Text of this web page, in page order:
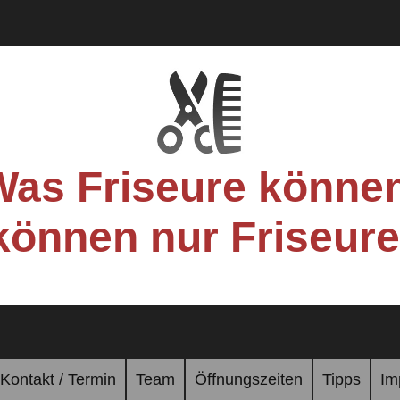
Friseure
nur
Kontakt / Termin Team Öffnungszeiten Tipps